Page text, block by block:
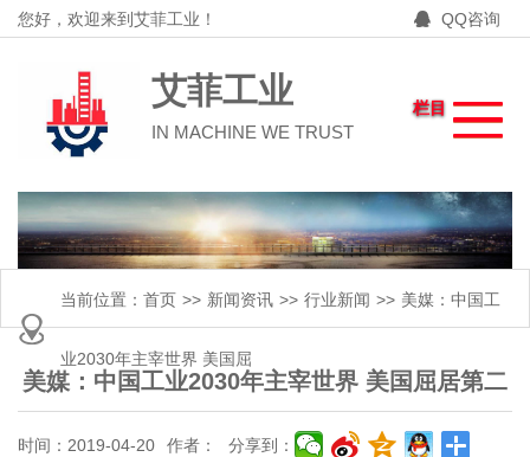
您好，欢迎来到艾菲工业！ QQ咨询
艾菲工业
IN MACHINE WE TRUST
栏目
当前位置： 首页 >> 新闻资讯 >> 行业新闻 >> 美媒：中国工
业2030年主宰世界 美国屈
美媒：中国工业2030年主宰世界 美国屈居第二
时间：2019-04-20 作者： 分享到：